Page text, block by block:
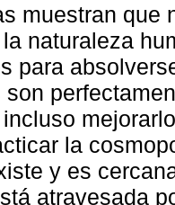
muestran que
naturaleza
para
son
la
y es
atravesada